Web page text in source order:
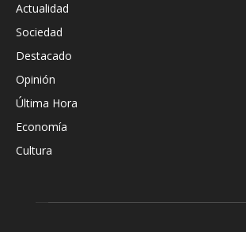
Actualidad
Sociedad
Destacado
Opinión
Última Hora
Economía
Cultura